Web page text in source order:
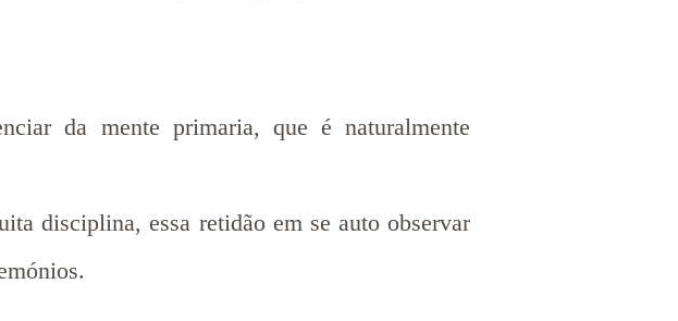
da mente primaria, que é naturalmente
disciplina, essa retidão em se auto observar